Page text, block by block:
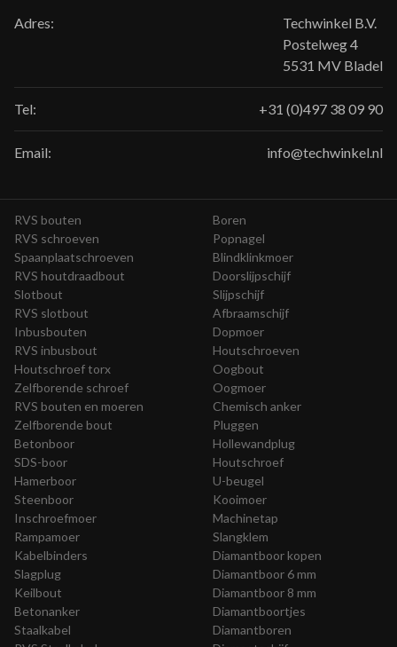
Adres:
Techwinkel B.V.
Postelweg 4
5531 MV Bladel
Tel: +31 (0)497 38 09 90
Email: info@techwinkel.nl
RVS bouten
RVS schroeven
Spaanplaatschroeven
RVS houtdraadbout
Slotbout
RVS slotbout
Inbusbouten
RVS inbusbout
Houtschroef torx
Zelfborende schroef
RVS bouten en moeren
Zelfborende bout
Betonboor
SDS-boor
Hamerboor
Steenboor
Boren
Popnagel
Blindklinkmoer
Doorslijpschijf
Slijpschijf
Afbraamschijf
Dopmoer
Houtschroeven
Oogbout
Oogmoer
Chemisch anker
Pluggen
Hollewandplug
Houtschroef
U-beugel
Kooimoer
Inschroefmoer
Rampamoer
Kabelbinders
Slagplug
Keilbout
Betonanker
Staalkabel
Machinetap
Slangklem
Diamantboor kopen
Diamantboor 6 mm
Diamantboor 8 mm
Diamantboortjes
Diamantboren